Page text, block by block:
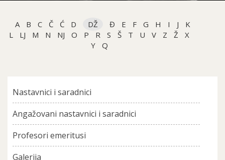
A B C Č Ć D DŽ Đ E F G H I J
K
L
LJ M N NJ O P R S Š T U V Z Ž
X
Y
Q
Nastavnici i saradnici
Angažovani nastavnici i saradnici
Profesori emeritusi
Galerija